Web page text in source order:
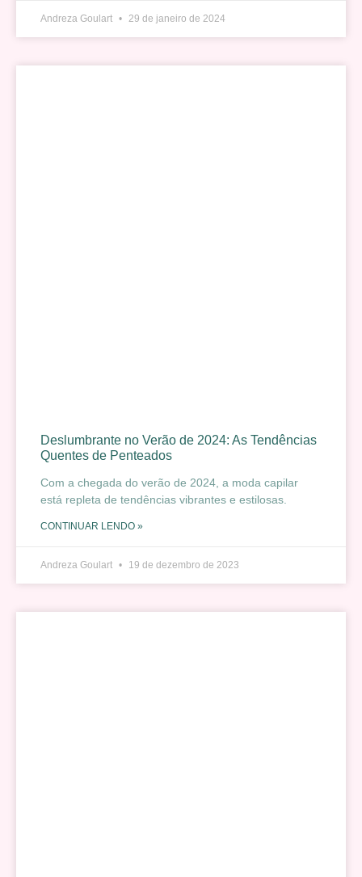
Andreza Goulart 29 de janeiro de 2024
Deslumbrante no Verão de 2024: As Tendências
Quentes de Penteados
Com a chegada do verão de 2024, a moda capilar
está repleta de tendências vibrantes e estilosas.
CONTINUAR LENDO »
Andreza Goulart 19 de dezembro de 2023